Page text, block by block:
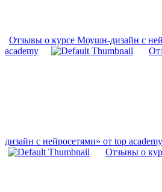
Отзывы о курсе Моушн-дизайн с
academy
дизайн с нейросетями» от top academy
Отзывы о